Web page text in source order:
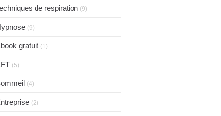
de respiration (9)
(9)
gratuit (1)
(5)
(4)
(2)